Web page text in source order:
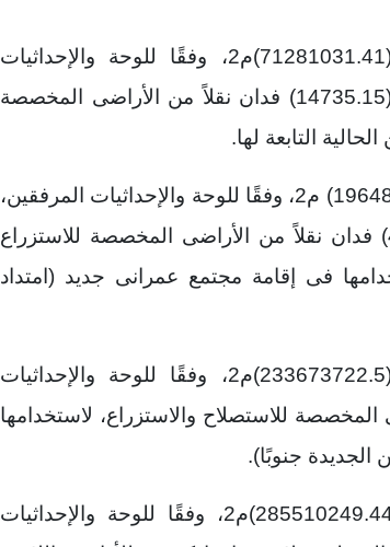
1 – مساحة (16968.30) فدان تقريبًا تعادل (71281031.41)م2، وفقًا للوحة والإحداثيات
المرفقين، ويرمز لها بالحرف ( أ )، منها مساحة (14735.15) فدان نقلاً من الأراضى المخصصة
التابعة لها.
2 – مساحة (46773) فدانًا تقريبًا تعادل (196485563.42) م2، وفقًا للوحة والإحداثيات المرفقين،
ويرمز لها بالحرف (ب)، منها مساحة (45036.63) فدان نقلاً من الأراضى المخصصة للاستزراع
فى إقامة مجتمع عمرانى جديد (امتداد
3 – مساحة (55625.56) فدان تقريبًا تعادل (233673722.5)م2، وفقًا للوحة والإحداثيات
المخصصة للاستصلاح والاستزراع، لاستخدامها
الجديدة جنوبًا).
4 – مساحة (67965.15) فدان تقريبًا تعادل (285510249.44)م2، وفقًا للوحة والإحداثيات